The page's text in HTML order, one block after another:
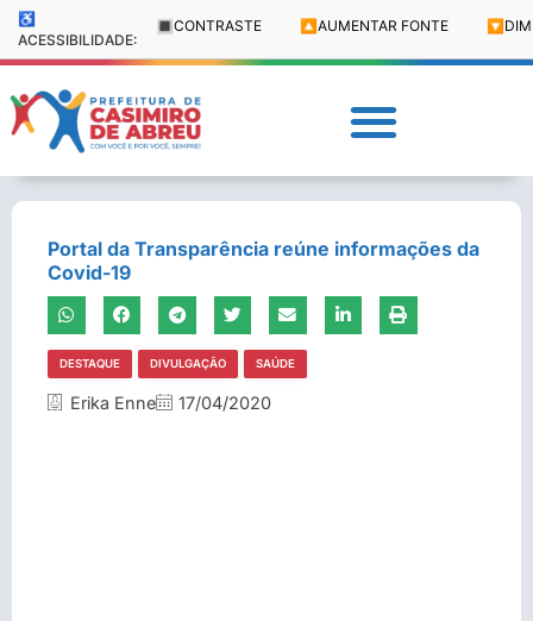
♿
ACESSIBILIDADE:
🔳 CONTRASTE 🔼 AUMENTAR FONTE 🔽
Portal da Transparência reúne informações da
Covid-19
DESTAQUE DIVULGAÇÃO SAÚDE
Erika Enne 17/04/2020